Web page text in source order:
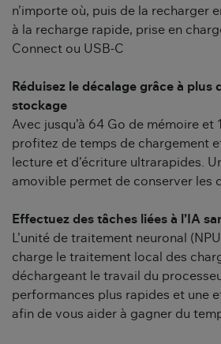
n’importe où, puis de la recharger
à la recharge rapide, prise en
Connect ou USB-C
Réduisez le décalage grâce à plus
stockage
Avec jusqu’à 64 Go de mémoire et
profitez de temps de chargement
lecture et d’écriture ultrarapides.
amovible permet de conserver les
Effectuez des tâches liées à l’IA
L’unité de traitement neuronal
charge le traitement local des
déchargeant le travail du
performances plus rapides et une
afin de vous aider à gagner du